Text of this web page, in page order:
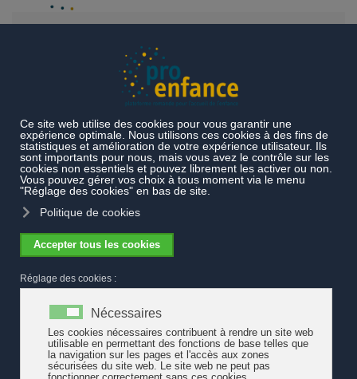
Prestations particulières
enfants explorent
Quatre projets Lapurla en devenir en Suisse
romande : concepts et contextualisation
Quatre projets Lapurla en devenir en
Suisse romande : concepts et
contextualisation
les enfants explorent » sont développés
en Suisse romande, courant 2021-2022.
Les démarches visent à enrichir le regard porté sur l’éveil
esthétique et la participation culturelle des enfants âgés de 0 à 4
ans, sur la créativité des tout-petits.